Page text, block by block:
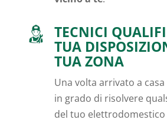
TECNICI
TUA
TUA ZONA
Una volta arrivato a casa
in grado di risolvere
del tuo elettrodomestico